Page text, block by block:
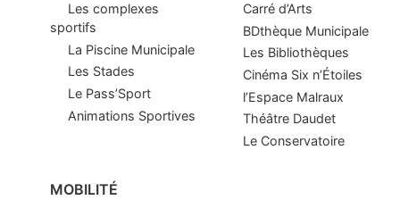
Les complexes
sportifs
La Piscine Municipale
Les Stades
Le Pass’Sport
Animations Sportives
Carré d’Arts
BDthèque Municipale
Les Bibliothèques
Cinéma Six n’Étoiles
l’Espace Malraux
Théâtre Daudet
Le Conservatoire
MOBILITÉ